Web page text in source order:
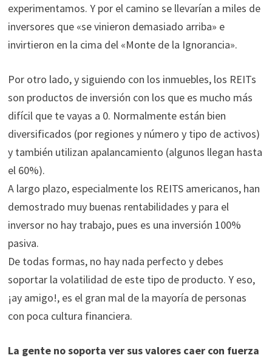
experimentamos. Y por el camino se llevarían a miles de
inversores que «se vinieron demasiado arriba» e
invirtieron en la cima del «Monte de la Ignorancia».
Por otro lado, y siguiendo con los inmuebles, los REITs
son productos de inversión con los que es mucho más
difícil que te vayas a 0. Normalmente están bien
diversificados (por regiones y número y tipo de activos)
y también utilizan apalancamiento (algunos llegan hasta
el 60%).
A largo plazo, especialmente los REITS americanos, han
demostrado muy buenas rentabilidades y para el
inversor no hay trabajo, pues es una inversión 100%
pasiva.
De todas formas, no hay nada perfecto y debes
soportar la volatilidad de este tipo de producto. Y eso,
¡ay amigo!, es el gran mal de la mayoría de personas
con poca cultura financiera.
La gente no soporta ver sus valores caer con fuerza